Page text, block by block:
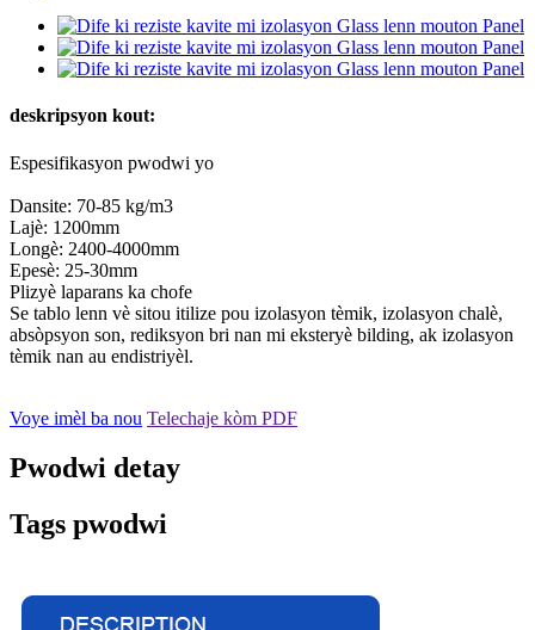
deskripsyon kout:
Espesifikasyon pwodwi yo
Dansite: 70-85 kg/m3
Lajè: 1200mm
Longè: 2400-4000mm
Epesè: 25-30mm
Plizyè laparans ka chofe
Se tablo lenn vè sitou itilize pou izolasyon tèmik, izolasyon chalè,
absòpsyon son, rediksyon bri nan mi eksteryè bilding, ak izolasyon
tèmik nan au endistriyèl.
Voye imèl ba nou Telechaje kòm PDF
Pwodwi detay
Tags pwodwi